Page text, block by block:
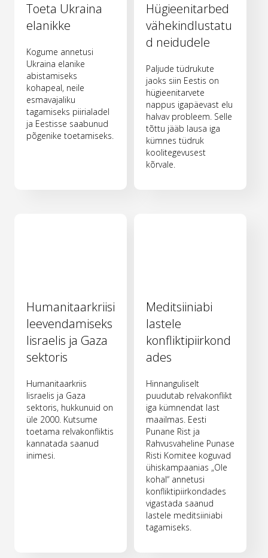
Toeta Ukraina
elanikke
Kogume annetusi
Ukraina elanike
abistamiseks
kohapeal, neile
esmavajaliku
tagamiseks piirialadel
ja Eestisse saabunud
põgenike toetamiseks.
Hügieenitarbed
vähekindlustatu
d neidudele
Paljude tüdrukute
jaoks siin Eestis on
hügieenitarvete
nappus igapäevast elu
halvav probleem. Selle
tõttu jääb lausa iga
kümnes tüdruk
koolitegevusest
kõrvale.
Humanitaarkriisi
leevendamiseks
Iisraelis ja Gaza
sektoris
Humanitaarkriis
Iisraelis ja Gaza
sektoris, hukkunuid on
üle 2000. Kutsume
toetama relvakonfliktis
kannatada saanud
inimesi.
Meditsiiniabi
lastele
konfliktipiirkond
ades
Hinnanguliselt
puudutab relvakonflikt
iga kümnendat last
maailmas. Eesti
Punane Rist ja
Rahvusvaheline Punase
Risti Komitee koguvad
ühiskampaanias „Ole
kohal“ annetusi
konfliktipiirkondades
vigastada saanud
lastele meditsiiniabi
tagamiseks.